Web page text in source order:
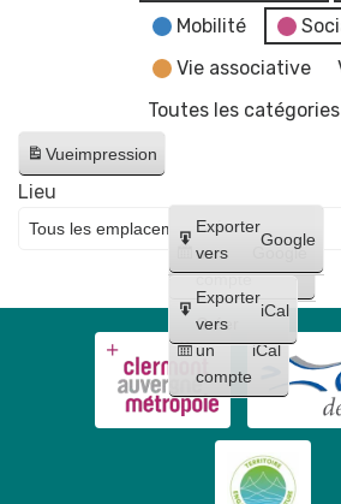
Mobilité
Vie associative
Toutes les catégories
Vueimpression
Créer
un
compte
Google
Créer
un
compte
iCal
Exporter
vers
Google
Exporter
vers
iCal
Lieu